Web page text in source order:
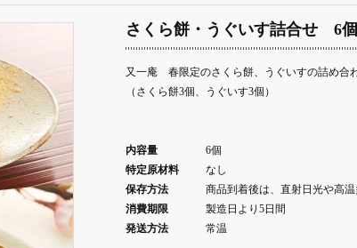
さくら餅・うぐいす詰合せ 6
又一庵 春限定のさくら餅、うぐいすの詰め合
（さくら餅3個、うぐいす3個）
内容量
6個
特定原材料
なし
保存方法
商品到着後は、直射日光や高
消費期限
製造日より5日間
発送方法
常温